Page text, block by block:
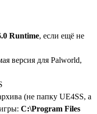
Runtime, если ещё не
версия для Palworld,
(не папку UE4SS, а
C:\Program Files